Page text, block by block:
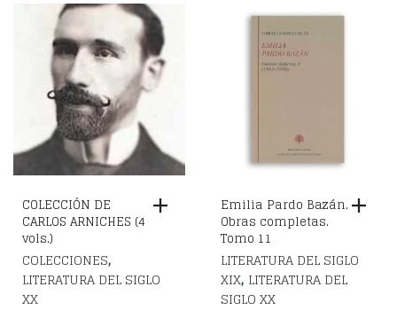
COLECCIÓN DE
CARLOS ARNICHES (4
vols.)
COLECCIONES,
LITERATURA DEL SIGLO
XX
Emilia Pardo Bazán.
Obras completas.
Tomo 11
LITERATURA DEL SIGLO
XIX, LITERATURA DEL
SIGLO XX